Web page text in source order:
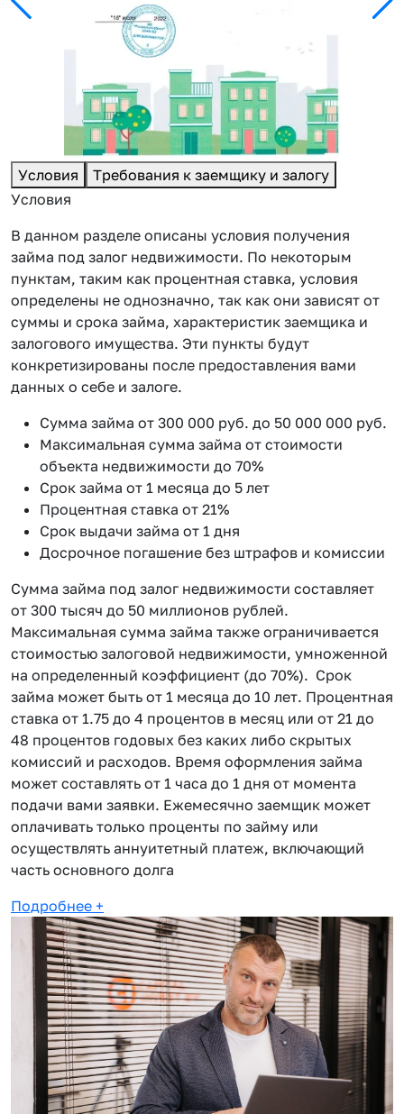
Условия
Требования к заемщику и залогу
Условия
В данном разделе описаны условия получения
займа под залог недвижимости. По некоторым
пунктам, таким как процентная ставка, условия
определены не однозначно, так как они зависят от
суммы и срока займа, характеристик заемщика и
залогового имущества. Эти пункты будут
конкретизированы после предоставления вами
данных о себе и залоге.
Сумма займа от 300 000 руб. до 50 000 000 руб.
Максимальная сумма займа от стоимости
объекта недвижимости до 70%
Срок займа от 1 месяца до 5 лет
Процентная ставка от 21%
Срок выдачи займа от 1 дня
Досрочное погашение без штрафов и комиссии
Сумма займа под залог недвижимости составляет
от 300 тысяч до 50 миллионов рублей.
Максимальная сумма займа также ограничивается
стоимостью залоговой недвижимости, умноженной
на определенный коэффициент (до 70%). Срок
займа может быть от 1 месяца до 10 лет. Процентная
ставка от 1.75 до 4 процентов в месяц или от 21 до
48 процентов годовых без каких либо скрытых
комиссий и расходов. Время оформления займа
может составлять от 1 часа до 1 дня от момента
подачи вами заявки. Ежемесячно заемщик может
оплачивать только проценты по займу или
осуществлять аннуитетный платеж, включающий
часть основного долга
Подробнее +